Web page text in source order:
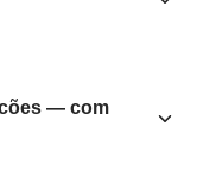
— com